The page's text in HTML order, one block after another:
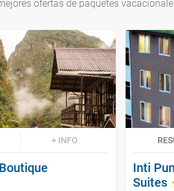
ofertas de paquetes
+ INFO
Inti
Suites